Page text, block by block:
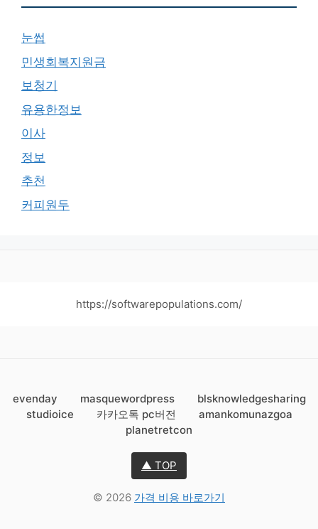
눈썹
민생회복지원금
보청기
유용한정보
이사
정보
추천
커피원두
https://softwarepopulations.com/
evenday masquewordpress
blsknowledgesharing
studioice
카카오톡 pc버전
amankomunazgoa
planetretcon
▲ TOP
© 2026 가격 비용 바로가기